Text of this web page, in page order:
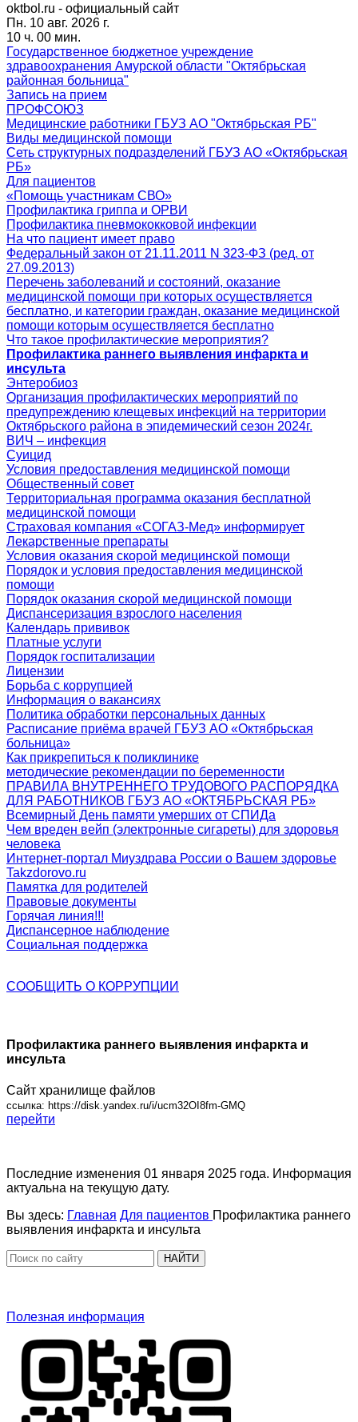
oktbol.ru - официальный сайт
Пн. 10 авг. 2026 г.
10 ч. 00 мин.
Государственное бюджетное учреждение
здравоохранения Амурской области "Октябрьская
районная больница"
Запись на прием
ПРОФСОЮЗ
Медицинские работники ГБУЗ АО "Октябрьская РБ"
Виды медицинской помощи
Сеть структурных подразделений ГБУЗ АО «Октябрьская
РБ»
Для пациентов
«Помощь участникам СВО»
Профилактика гриппа и ОРВИ
Профилактика пневмококковой инфекции
На что пациент имеет право
Федеральный закон от 21.11.2011 N 323-ФЗ (ред. от
27.09.2013)
Перечень заболеваний и состояний, оказание
медицинской помощи при которых осуществляется
бесплатно, и категории граждан, оказание медицинской
помощи которым осуществляется бесплатно
Что такое профилактические мероприятия?
Профилактика раннего выявления инфаркта и
инсульта
Энтеробиоз
Организация профилактических мероприятий по
предупреждению клещевых инфекций на территории
Октябрьского района в эпидемический сезон 2024г.
ВИЧ – инфекция
Суицид
Условия предоставления медицинской помощи
Общественный совет
Территориальная программа оказания бесплатной
медицинской помощи
Страховая компания «СОГАЗ-Мед» информирует
Лекарственные препараты
Условия оказания скорой медицинской помощи
Порядок и условия предоставления медицинской
помощи
Порядок оказания скорой медицинской помощи
Диспансеризация взрослого населения
Календарь прививок
Платные услуги
Порядок госпитализации
Лицензии
Борьба с коррупцией
Информация о вакансиях
Политика обработки персональных данных
Расписание приёма врачей ГБУЗ АО «Октябрьская
больница»
Как прикрепиться к поликлинике
методические рекомендации по беременности
ПРАВИЛА ВНУТРЕННЕГО ТРУДОВОГО РАСПОРЯДКА
ДЛЯ РАБОТНИКОВ ГБУЗ АО «ОКТЯБРЬСКАЯ РБ»
Всемирный День памяти умерших от СПИДа
Чем вреден вейп (электронные сигареты) для здоровья
человека
Интернет-портал Миyздрава России о Вашем здоровье
Takzdorovo.ru
Памятка для родителей
Правовые документы
Горячая линия!!!
Диспансерное наблюдение
Социальная поддержка
СООБЩИТЬ О КОРРУПЦИИ
Профилактика раннего выявления инфаркта и
инсульта
Сайт хранилище файлов
ссылка: https://disk.yandex.ru/i/ucm32OI8fm-GMQ
перейти
Последние изменения 01 января 2025 года. Информация
актуальна на текущую дату.
Вы здесь: Главная Для пациентов Профилактика раннего
выявления инфаркта и инсульта
НАЙТИ
Полезная информация